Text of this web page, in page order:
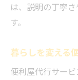
は、説明の丁寧
す。
暮らしを変える
便利屋代行サー